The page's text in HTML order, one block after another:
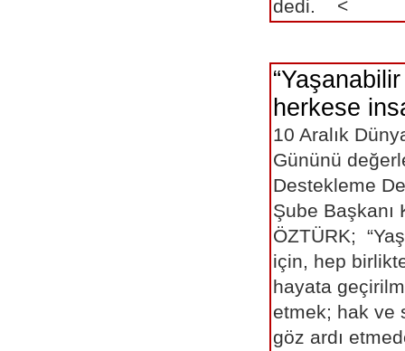
dedi. <
herkese
10 Aralık
Gününü
Destekleme
Şube Başkanı
ÖZTÜRK;
için, hep
hayata
etmek; hak ve
göz ardı